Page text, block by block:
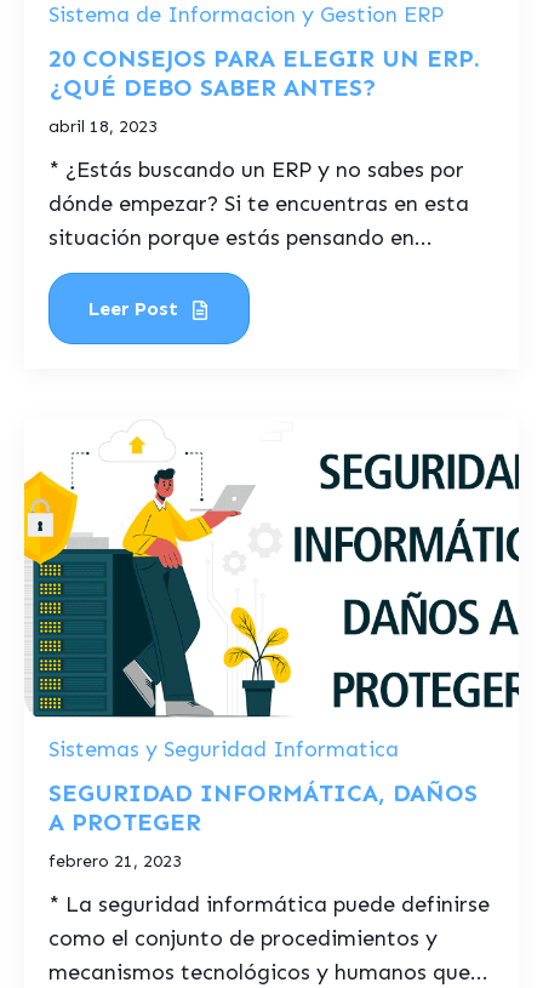
Sistema de Informacion y Gestion ERP
20 CONSEJOS PARA ELEGIR UN ERP.
¿QUÉ DEBO SABER ANTES?
abril 18, 2023
* ¿Estás buscando un ERP y no sabes por
dónde empezar? Si te encuentras en esta
situación porque estás pensando en...
Leer Post
Sistemas y Seguridad Informatica
SEGURIDAD INFORMÁTICA, DAÑOS
A PROTEGER
febrero 21, 2023
* La seguridad informática puede definirse
como el conjunto de procedimientos y
mecanismos tecnológicos y humanos que...